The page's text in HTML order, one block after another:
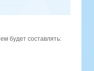
будет составлять: